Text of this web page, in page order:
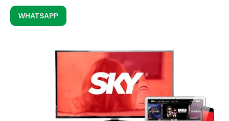
WHATSAPP